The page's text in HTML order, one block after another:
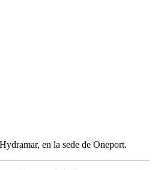
en la sede de Oneport.